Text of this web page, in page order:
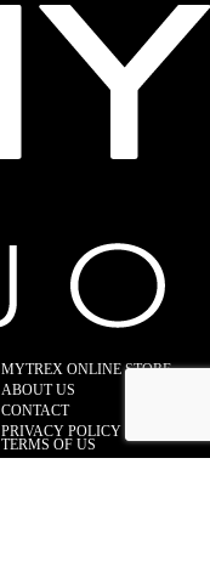
MYTREX ONLINE STORE
ABOUT US
CONTACT
PRIVACY POLICY
TERMS OF US